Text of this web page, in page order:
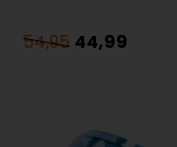
54,95 44,99